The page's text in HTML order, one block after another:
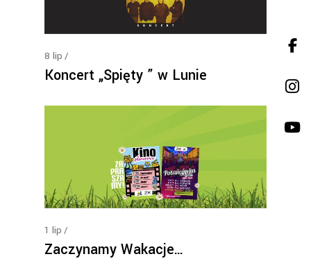
8 lip
Koncert „Spięty ” w Lunie
1 lip
Zaczynamy Wakacje…